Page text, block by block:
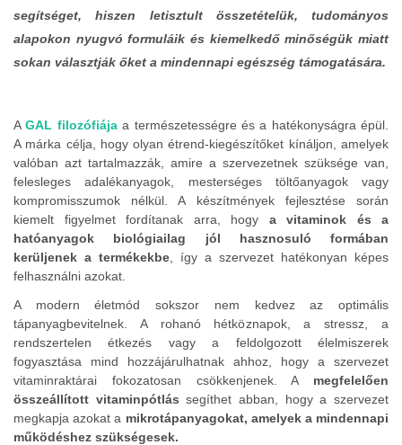
segítséget, hiszen letisztult összetételük, tudományos
alapokon nyugvó formuláik és kiemelkedő minőségük miatt
sokan választják őket a mindennapi egészség támogatására.
AGAL filozófiájaa természetességre és a hatékonyságra épül.
A márka célja, hogy olyan étrend-kiegészítőket kínáljon, amelyek
valóban azt tartalmazzák, amire a szervezetnek szüksége van,
felesleges adalékanyagok, mesterséges töltőanyagok vagy
kompromisszumok nélkül. A készítmények fejlesztése során
kiemelt figyelmet fordítanak arra, hogy a vitaminok és a
hatóanyagok biológiailag jól hasznosuló formában
kerüljenek a termékekbe , így a szervezet hatékonyan képes
felhasználni azokat.
A modern életmód sokszor nem kedvez az optimális
tápanyagbevitelnek. A rohanó hétköznapok, a stressz, a
rendszertelen étkezés vagy a feldolgozott élelmiszerek
fogyasztása mind hozzájárulhatnak ahhoz, hogy a szervezet
vitaminraktárai fokozatosan csökkenjenek. A megfelelően
összeállított vitaminpótlás segíthet abban, hogy a szervezet
megkapja azokat a mikrotápanyagokat, amelyek a mindennapi
működéshez szükségesek.